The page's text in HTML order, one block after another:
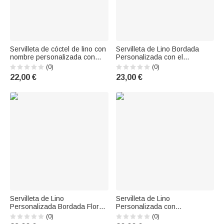
Servilleta de cóctel de lino con
nombre personalizada con
diseño Mahjong multicolor
Juego de 4 servilletas de
cóctel para fiestas Decoración
cumpleaños para familiares
(0)
22,00 €
Servilleta de Lino Bordada
Personalizada con el
Monograma de la Inicial para
la Inauguración de la Casa
Regalo de Boda para un
(0)
23,00 €
Servilleta de Lino
Personalizada Bordada Flor
de Primavera Vintage Inicial
Decoración de Mesa
(0)
Servilleta de Lino
Personalizada con
Monograma Floral Estilo
Francés con Inicial Bordada
(0)